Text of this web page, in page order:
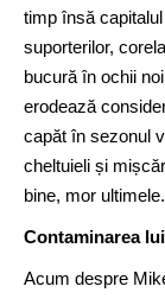
timp însă
suporterilor,
bucură în ochii
erodează
capăt în sezonul
cheltuieli și
bine, mor ultimele.
Contaminarea
Acum despre